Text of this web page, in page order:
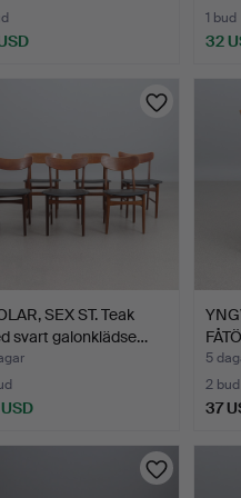
1 bud
32
SEX ST. Teak
svart galonklädse…
USD
mo…
5
2 bud
37